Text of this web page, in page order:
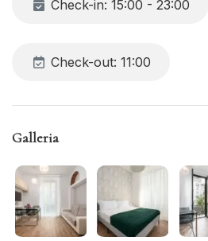
Check-in: 15:00 - 23:00
Check-out: 11:00
Galleria